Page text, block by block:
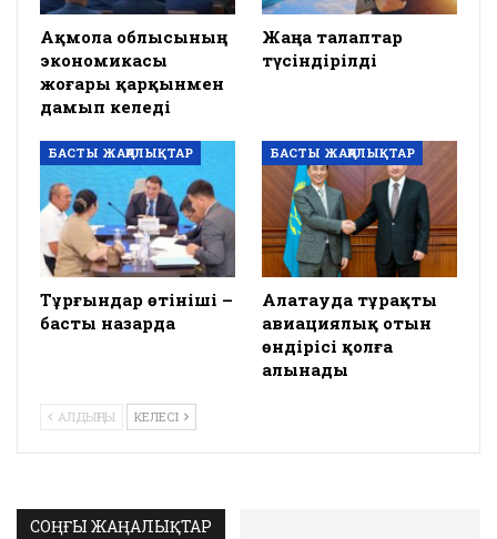
Ақмола облысының
экономикасы
жоғары қарқынмен
дамып келеді
Жаңа талаптар
түсіндірілді
БАСТЫ ЖАҢАЛЫҚТАР
Тұрғындар өтініші –
басты назарда
БАСТЫ ЖАҢАЛЫҚТАР
Алатауда тұрақты
авиациялық отын
өндірісі қолға
алынады
АЛДЫҢҒЫ КЕЛЕСІ
СОҢҒЫ ЖАҢАЛЫҚТАР